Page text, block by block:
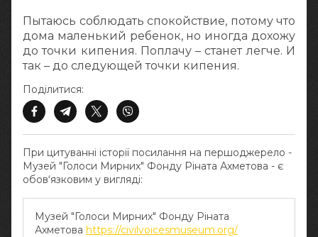
Пытаюсь соблюдать спокойствие, потому что
дома маленький ребенок, но иногда дохожу
до точки кипения. Поплачу – станет легче. И
так – до следующей точки кипения.
При цитуванні історії посилання на першоджерело -
Музей "Голоси Мирних" Фонду Ріната Ахметова - є
обов‘язковим у вигляді:
Музей "Голоси Мирних" Фонду Ріната
Ахметова https://civilvoicesmuseum.org/
Поділитися: